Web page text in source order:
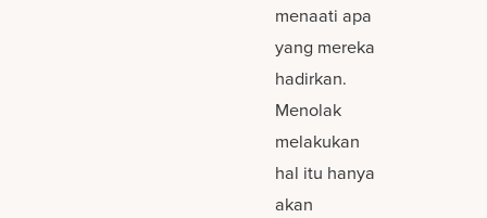
menaati apa
yang mereka
hadirkan.
Menolak
melakukan
hal itu hanya
akan